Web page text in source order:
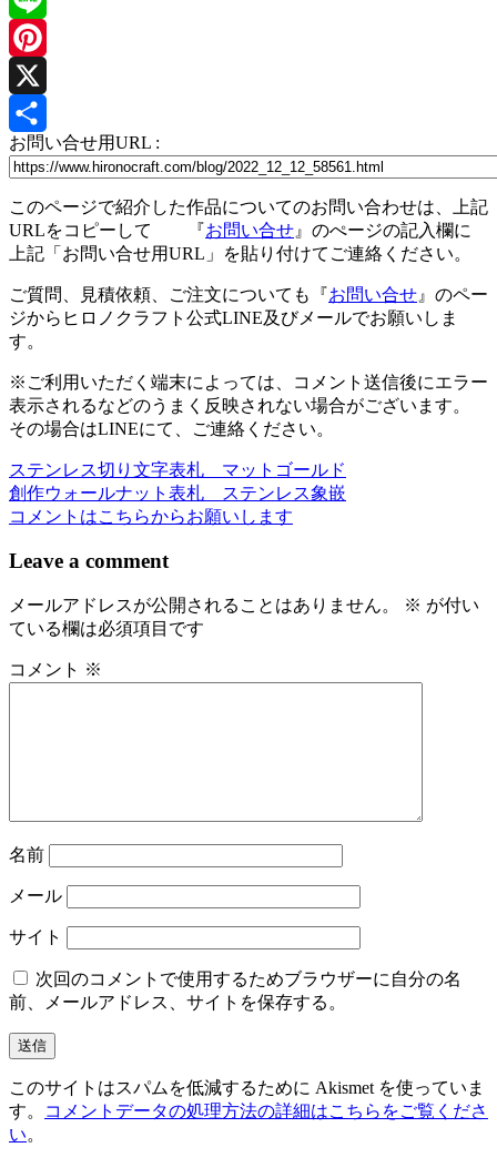
Line
Pinterest
X
共
お問い合せ用URL :
このページで紹介した作品についてのお問い合わせは、上記
URLをコピーして 『お問い合せ 』のぺージの記入欄に
上記「お問い合せ用URL」を貼り付けてご連絡ください。
ご質問、見積依頼、ご注文についても『お問い合せ 』のペー
ジからヒロノクラフト公式LINE及びメールでお願いしま
す。
※ご利用いただく端末によっては、コメント送信後にエラー
表示されるなどのうまく反映されない場合がございます。
その場合はLINEにて、ご連絡ください。
投
稿
ナ
ゲ
シ
ステンレス切り文字表札 マットゴールド
創作ウォールナット表札 ステンレス象嵌
コメントはこちらからお願いします
Leave a comment
メールアドレスが公開されることはありません。 ※ が付い
ている欄は必須項目です
コメント ※
名前
メール
サイト
次回のコメントで使用するためブラウザーに自分の名
前、メールアドレス、サイトを保存する。
このサイトはスパムを低減するために Akismet を使っていま
す。
コメントデータの処理方法の詳細はこちらをご覧くださ
い。